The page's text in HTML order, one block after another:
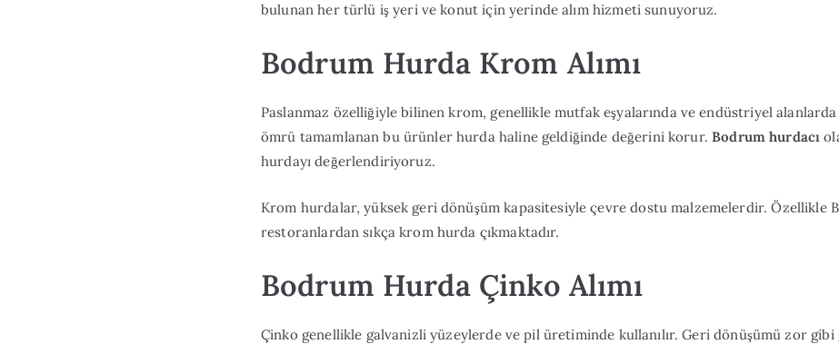
bulunan her türlü iş yeri ve konut için yerinde alım hizmeti sunuyoruz.
Bodrum Hurda Krom Alımı
Paslanmaz özelliğiyle bilinen krom, genellikle mutfak eşyalarında ve endüstriyel alanlarda
ömrü tamamlanan bu ürünler hurda haline geldiğinde değerini korur.Bodrum hurdacı
hurdayı değerlendiriyoruz.
Krom hurdalar, yüksek geri dönüşüm kapasitesiyle çevre dostu malzemelerdir. Özellikle
restoranlardan sıkça krom hurda çıkmaktadır.
Bodrum Hurda Çinko Alımı
Çinko genellikle galvanizli yüzeylerde ve pil üretiminde kullanılır. Geri dönüşümü zor